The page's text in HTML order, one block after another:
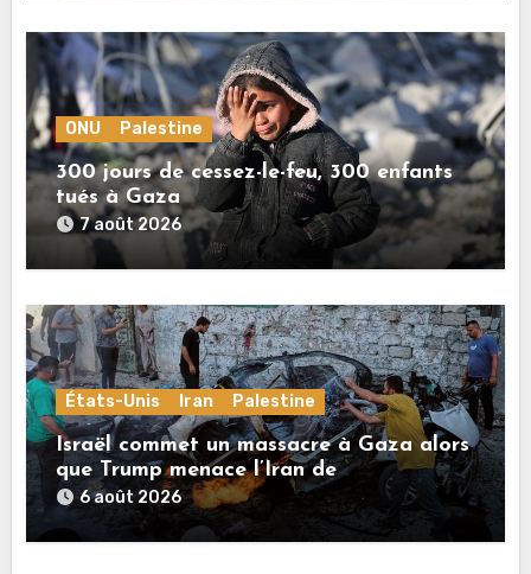
ONU Palestine
300 jours de cessez-le-feu, 300 enfants
tués à Gaza
7 août 2026
États-Unis Iran Palestine
Israël commet un massacre à Gaza alors
que Trump menace l’Iran de
«décapitation»
6 août 2026